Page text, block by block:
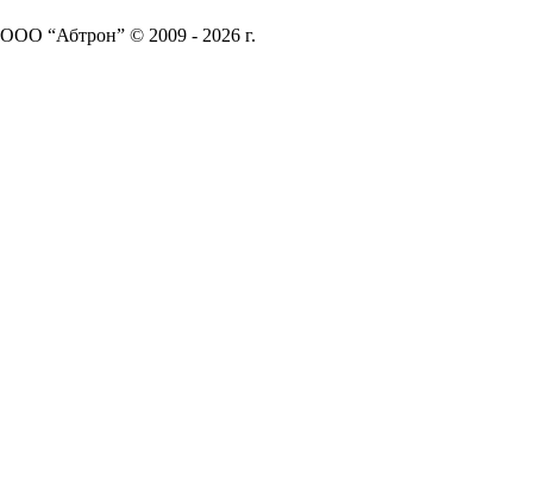
ООО “Абтрон” © 2009 - 2026 г.